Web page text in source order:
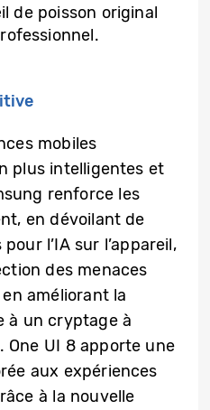
de poisson original
mobiles
plus intelligentes et
renforce les
en dévoilant de
l’IA sur l’appareil,
des menaces
améliorant la
à un cryptage à
One UI 8 apporte une
aux expériences
à la nouvelle